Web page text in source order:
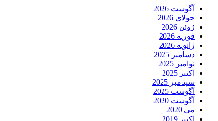
آگوست 2026
جولای 2026
ژوئن 2026
فوریه 2026
ژانویه 2026
دسامبر 2025
نوامبر 2025
اکتبر 2025
سپتامبر 2025
آگوست 2025
آگوست 2020
می 2020
اکتبر 2019